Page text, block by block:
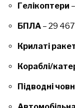
Гелікоптери
БПЛА – 29
Крилаті
Кораблі/
Підводні